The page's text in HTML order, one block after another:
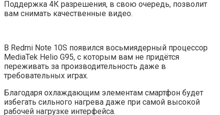
Поддержка 4К разрешения, в свою очередь, позволит
вам снимать качественные видео.
В Redmi Note 10S появился восьмиядерный процессор
MediaTek Helio G95, с которым вам не придётся
переживать за производительность даже в
требовательных играх.
Благодаря охлаждающим элементам смартфон будет
избегать сильного нагрева даже при самой высокой
рабочей нагрузке интерфейса.